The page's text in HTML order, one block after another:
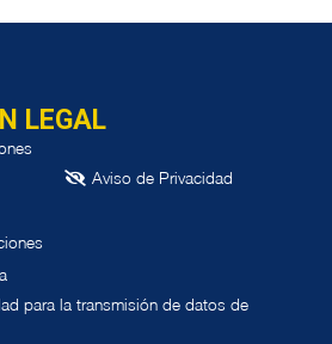
LEGAL
Aviso de Privacidad
para la transmisión de datos de